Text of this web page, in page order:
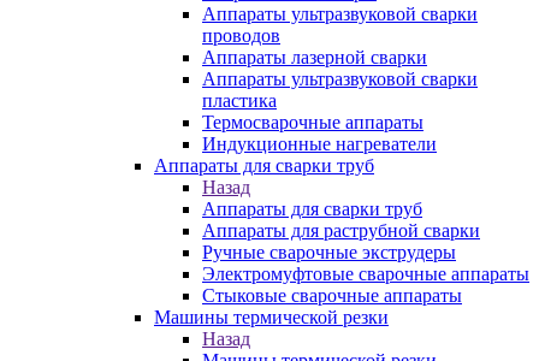
Аппараты ультразвуковой сварки
проводов
Аппараты лазерной сварки
Аппараты ультразвуковой сварки
пластика
Термосварочные аппараты
Индукционные нагреватели
Аппараты для сварки труб
Назад
Аппараты для сварки труб
Аппараты для раструбной сварки
Ручные сварочные экструдеры
Электромуфтовые сварочные аппараты
Стыковые сварочные аппараты
Машины термической резки
Назад